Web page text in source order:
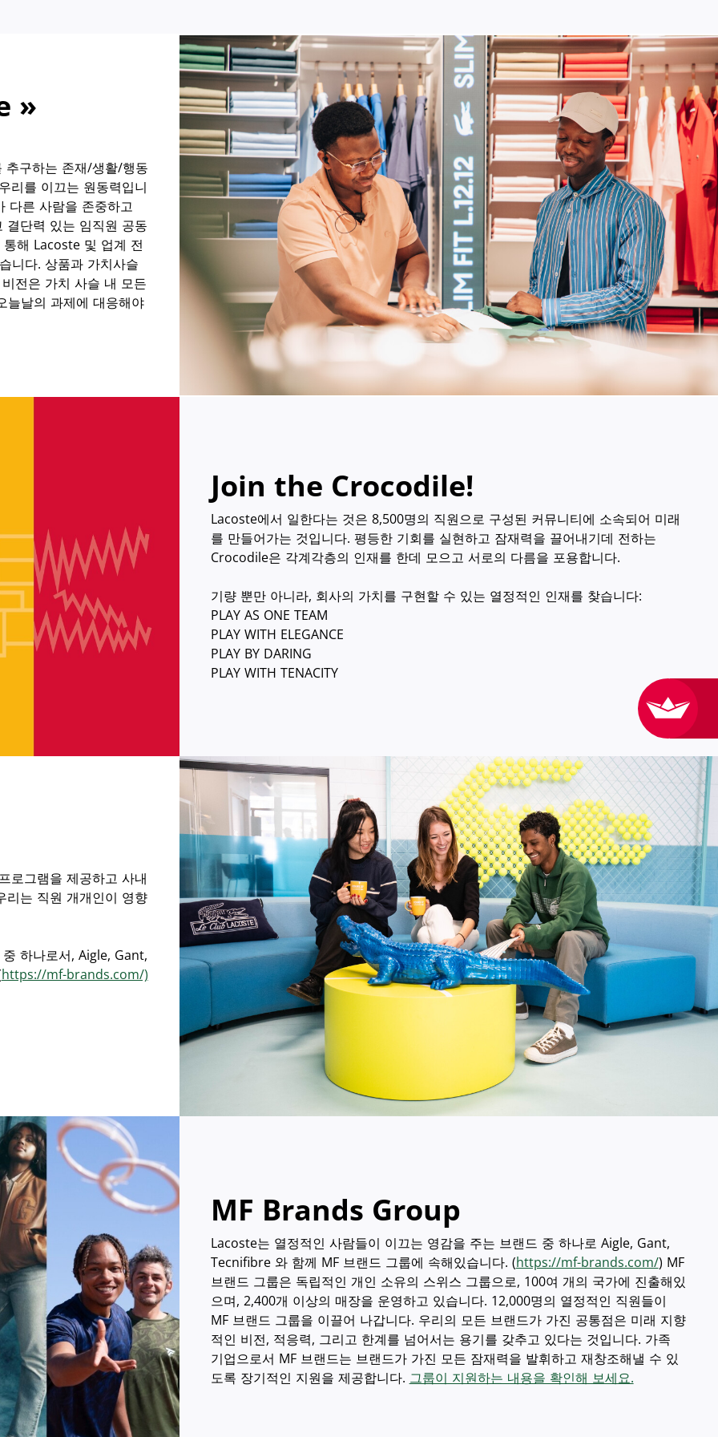
»
추구하는 존재/생활/행동
리를 이끄는 원동력입니
다른 사람을 존중하고
결단력 있는 임직원 공동
해 Lacoste 및 업계 전
니다. 상품과 가치사슬
전은 가치 사슬 내 모든
늘날의 과제에 대응해야
Join the Crocodile!
Lacoste에서 일한다는 것은 8,500명의 직원으로 구성된 커뮤니티에 소속되어 미래
를 만들어가는 것입니다. 평등한 기회를 실현하고 잠재력을 끌어내기데 전하는
Crocodile은 각계각층의 인재를 한데 모으고 서로의 다름을 포용합니다.
기량 뿐만 아니라, 회사의 가치를 구현할 수 있는 열정적인 인재를 찾습니다:
PLAY AS ONE TEAM
PLAY WITH ELEGANCE
PLAY BY DARING
PLAY WITH TENACITY
로그램을 제공하고 사내
리는 직원 개개인이 영향
하나로서, Aigle, Gant,
https://mf-brands.com/)
MF Brands Group
Lacoste는 열정적인 사람들이 이끄는 영감을 주는 브랜드 중 하나로 Aigle, Gant,
Tecnifibre 와 함께 MF 브랜드 그룹에 속해있습니다. (https://mf-brands.com/) MF
브랜드 그룹은 독립적인 개인 소유의 스위스 그룹으로, 100여 개의 국가에 진출해있
으며, 2,400개 이상의 매장을 운영하고 있습니다. 12,000명의 열정적인 직원들이
MF 브랜드 그룹을 이끌어 나갑니다. 우리의 모든 브랜드가 가진 공통점은 미래 지향
적인 비전, 적응력, 그리고 한계를 넘어서는 용기를 갖추고 있다는 것입니다. 가족
기업으로서 MF 브랜드는 브랜드가 가진 모든 잠재력을 발휘하고 재창조해낼 수 있
도록 장기적인 지원을 제공합니다. 그룹이 지원하는 내용을 확인해 보세요.